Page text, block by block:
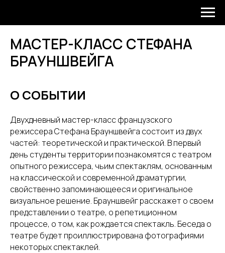
МАСТЕР-КЛАСС СТЕФАНА
БРАУНШВЕЙГА
О СОБЫТИИ
Двухдневный мастер-класс французского
режиссера Стефана Брауншвейга состоит из двух
частей: теоретической и практической. В первый
день студенты территории познакомятся с театром
опытного режиссера, чьим спектаклям, основанным
на классической и современной драматургии,
свойственно запоминающееся и оригинальное
визуальное решение. Брауншвейг расскажет о своем
представлении о театре, о репетиционном
процессе, о том, как рождается спектакль. Беседа о
театре будет проиллюстрирована фотографиями
некоторых спектаклей.